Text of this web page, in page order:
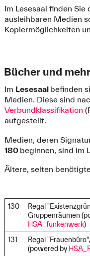
Im Lesesaal finden
ausleihbaren Medien
Kopiermöglichkeiten
Bücher und mehr
Im Lesesaal befinden
Medien. Diese sind
Verbundklassifikation
aufgestellt.
Medien, deren
180 beginnen, sind im
Ältere, selten
130
Regal
Gruppenräumen
HSA_funkenwerk)
131
Regal
(powered by